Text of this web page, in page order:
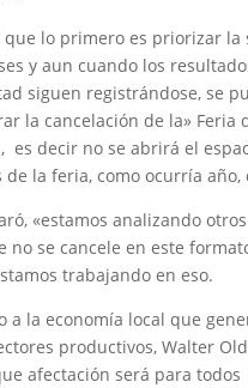
que lo primero es priorizar la
y aun cuando los
siguen registrándose, se
la cancelación de la» Feria
es decir no se abrirá el
la feria, como ocurría año,
«estamos analizando
no se cancele en este
trabajando en eso.
a la economía local que
productivos, Walter
afectación será para todos